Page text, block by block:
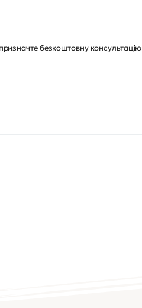
безкоштовну